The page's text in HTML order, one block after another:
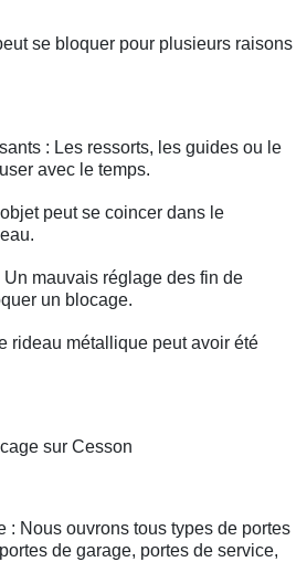
se bloquer pour plusieurs raisons
: Les ressorts, les guides ou le
avec le temps.
peut se coincer dans le
Un mauvais réglage des fin de
un blocage.
rideau métallique peut avoir été
sur Cesson
: Nous ouvrons tous types de portes
de garage, portes de service,